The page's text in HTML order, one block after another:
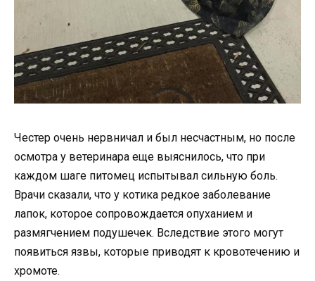
Честер очень нервничал и был несчастным, но после
осмотра у ветеринара еще выяснилось, что при
каждом шаге питомец испытывал сильную боль.
Врачи сказали, что у котика редкое заболевание
лапок, которое сопровождается опуханием и
размягчением подушечек. Вследствие этого могут
появиться язвы, которые приводят к кровотечению и
хромоте.